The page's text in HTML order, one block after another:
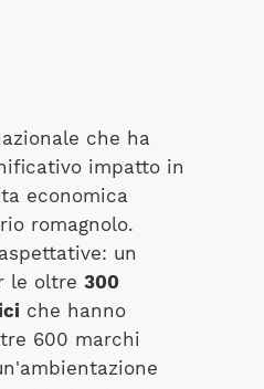
che ha
impatto in
economica
romagnolo.
un
le oltre 300
che hanno
600 marchi